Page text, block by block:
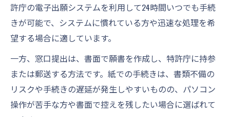
許庁の電子出願システムを利用して24時間いつでも手続
きが可能で、システムに慣れている方や迅速な処理を希
望する場合に適しています。
一方、窓口提出は、書面で願書を作成し、特許庁に持参
または郵送する方法です。紙での手続きは、書類不備の
リスクや手続きの遅延が発生しやすいものの、パソコン
操作が苦手な方や書面で控えを残したい場合に選ばれて